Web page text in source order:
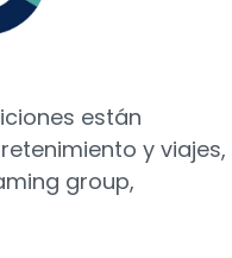
están
y viajes,
group,